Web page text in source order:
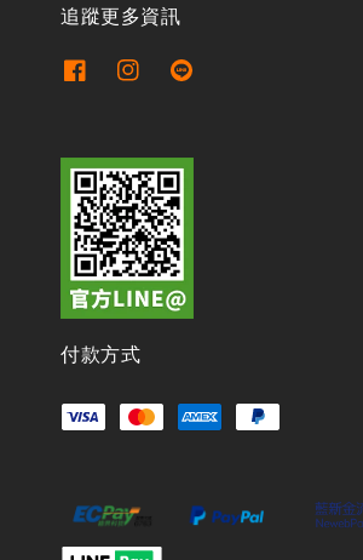
付款方式
WATERCROSS
只賣最貼近你的水上用品，主要販售